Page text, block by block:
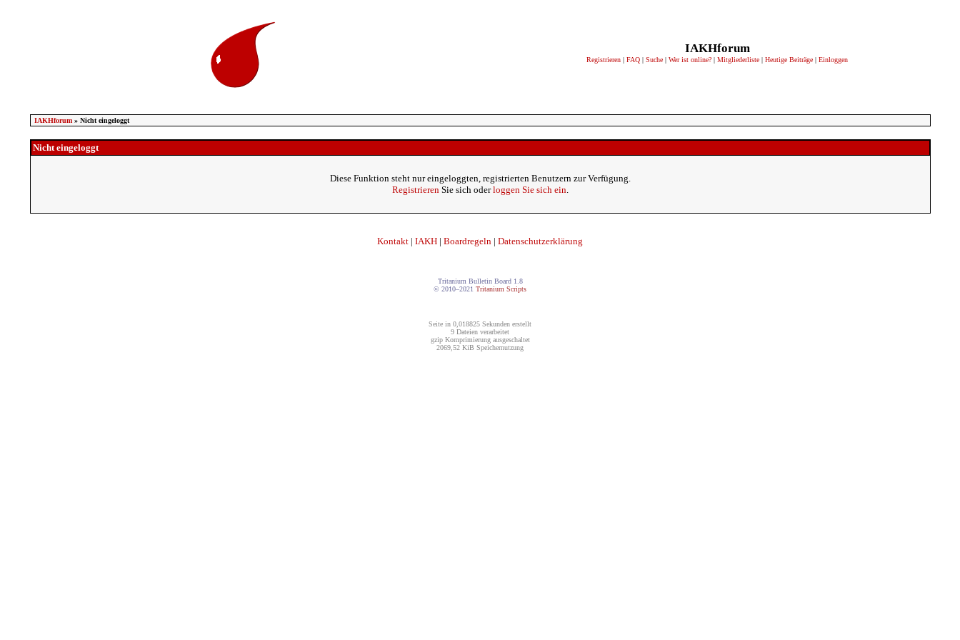
IAKHforum
Registrieren | FAQ | Suche | Wer ist online? | Mitgliederliste | Heutige Beiträge | Einloggen
IAKHforum» Nicht eingeloggt
Nicht eingeloggt
Diese Funktion steht nur eingeloggten, registrierten Benutzern zur Verfügung.
RegistrierenSie sich oderloggen Sie sich ein.
Kontakt | IAKH | Boardregeln | Datenschutzerklärung
Tritanium Bulletin Board 1.8
© 2010–2021 Tritanium Scripts
Seite in 0,018825 Sekunden erstellt
9 Dateien verarbeitet
gzip Komprimierung ausgeschaltet
2069,52 KiB Speichernutzung